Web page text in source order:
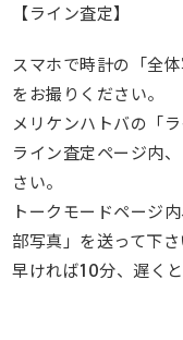
【ライン査定】
スマホで時計の「全
をお撮りください。
メリケンハトバの「
ライン査定ページ内
さい。
トークモードページ
部写真」を送って下さ
早ければ10分、遅く